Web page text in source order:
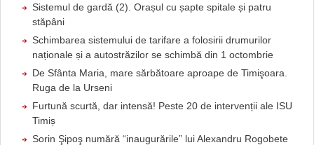
Sistemul de gardă (2). Orașul cu șapte spitale și patru
stăpâni
Schimbarea sistemului de tarifare a folosirii drumurilor
naționale și a autostrăzilor se schimbă din 1 octombrie
De Sfânta Maria, mare sărbătoare aproape de Timişoara.
Ruga de la Urseni
Furtună scurtă, dar intensă! Peste 20 de intervenții ale ISU
Timiș
Sorin Şipoş numără “inaugurările” lui Alexandru Rogobete